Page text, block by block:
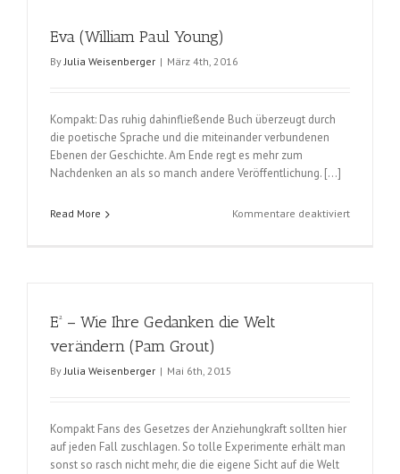
Eva (William Paul Young)
By Julia Weisenberger | März 4th, 2016
Kompakt: Das ruhig dahinfließende Buch überzeugt durch
die poetische Sprache und die miteinander verbundenen
Ebenen der Geschichte. Am Ende regt es mehr zum
Nachdenken an als so manch andere Veröffentlichung. […]
Read More Kommentare deaktiviertfür
E² – Wie Ihre Gedanken die Welt
verändern (Pam Grout)
ByJulia Weisenberger | Mai 6th, 2015
Kompakt Fans des Gesetzes der Anziehungkraft sollten hier
auf jeden Fall zuschlagen. So tolle Experimente erhält man
sonst so rasch nicht mehr, die die eigene Sicht auf die Welt